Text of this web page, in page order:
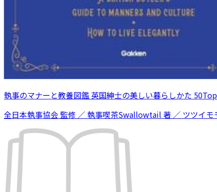
執事のマナーと教養図鑑 英国紳士の美しい暮らしかた
全日本執事協会 監修 ／ 執事喫茶Swallowtail 著 ／ ツツイ